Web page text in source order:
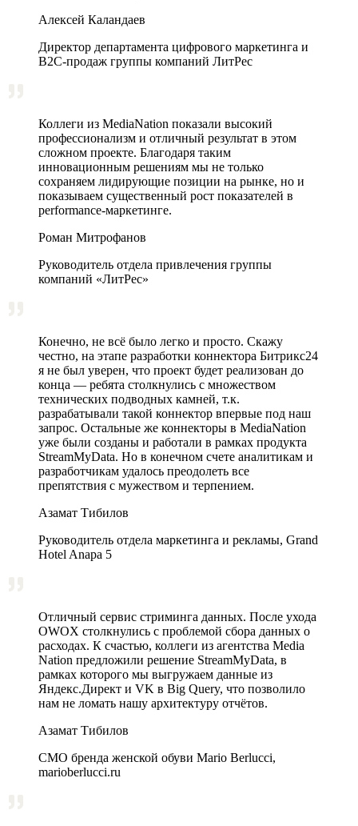
Алексей Каландаев
Директор департамента цифрового маркетинга и
В2С-продаж группы компаний ЛитРес
Коллеги из MediaNation показали высокий
профессионализм и отличный результат в этом
сложном проекте. Благодаря таким
инновационным решениям мы не только
сохраняем лидирующие позиции на рынке, но и
показываем существенный рост показателей в
performance-маркетинге.
Роман Митрофанов
Руководитель отдела привлечения группы
компаний «ЛитРес»
Конечно, не всё было легко и просто. Скажу
честно, на этапе разработки коннектора Битрикс24
я не был уверен, что проект будет реализован до
конца — ребята столкнулись с множеством
технических подводных камней, т.к.
разрабатывали такой коннектор впервые под наш
запрос. Остальные же коннекторы в MediaNation
уже были созданы и работали в рамках продукта
StreamMyData. Но в конечном счете аналитикам и
разработчикам удалось преодолеть все
препятствия с мужеством и терпением.
Азамат Тибилов
Руководитель отдела маркетинга и рекламы, Grand
Hotel Anapa 5
Отличный сервис стриминга данных. После ухода
OWOX столкнулись с проблемой сбора данных о
расходах. К счастью, коллеги из агентства Media
Nation предложили решение StreamMyData, в
рамках которого мы выгружаем данные из
Яндекс.Директ и VK в Big Query, что позволило
нам не ломать нашу архитектуру отчётов.
Азамат Тибилов
CMO бренда женской обуви Mario Berlucci,
marioberlucci.ru